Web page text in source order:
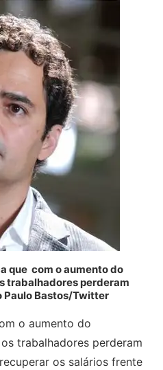
que com o aumento do
trabalhadores perderam
Paulo Bastos/Twitter
o aumento do
trabalhadores perderam
os salários frente